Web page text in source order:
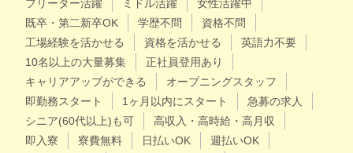
フリーター活躍
ミドル活躍
女性活躍中
既卒・第二新卒OK
学歴不問
資格不問
工場経験を活かせる
資格を活かせる
英語力不要
10名以上の大量募集
正社員登用あり
キャリアアップができる
オープニングスタッフ
即勤務スタート
1ヶ月以内にスタート
急募の求人
シニア(60代以上)も可
高収入・高時給・高月収
即入寮
寮費無料 日払いOK
週払いOK